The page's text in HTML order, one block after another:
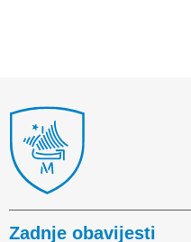
Zadnje obavijesti